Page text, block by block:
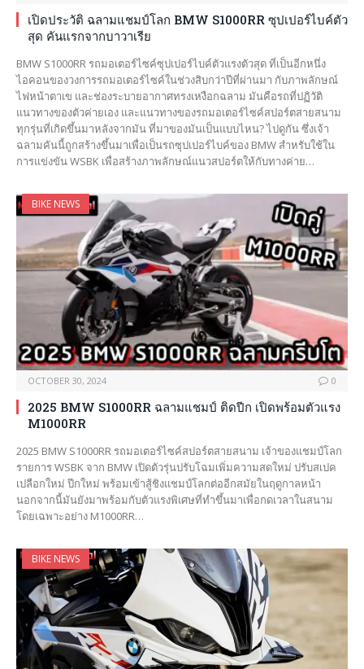
เปิดประวัติ ฉลามแชมป์โลก BMW S1000RR ซุปเปอร์ไบค์ตัว
สุด คันแรกจากบาวาเรีย
BMW S1000RR รถมอเตอร์ไซค์ซุปเปอร์ไบค์ตัวแรงตัวสุด ที่เป็นอีกหนึ่ง
ไอคอนของวงการรถมอเตอร์ไซค์ในช่วงสิบกว่าปีที่ผ่านมา กับภาพลักษณ์
ไฟหน้าตาเข และช่องระบายอากาศทรงเหงือกฉลาม มันคือรถที่ปฏิวัติ
แนวทางของตัวค่ายเอง และแนวทางของรถมอเตอร์ไซค์สปอร์ตสายสนาม
ทุกรุ่นที่เกิดขึ้นมาหลังจากมัน ที่มาของมันเป็นแบบไหน? ไปดูกัน ซึ่งเจ้า
ฉลามคันนี้ถูกสร้างขึ้นมาเพื่อเป็นรถซุปเปอร์ไบค์ของ BMW สำหรับใช้ใน
การแข่งขัน WSBK เพื่อสร้างภาพลักษณ์แนวสปอร์ตให้กับทางค่าย…
BIKE NEWS
OCTOBER 30, 2024 0
2025 BMW S1000RR ฉลามแชมป์ ติดปีก เปิดพร้อมตัวแรง
M1000RR
2025 BMW S1000RR รถมอเตอร์ไซค์สปอร์ตสายสนาม เจ้าของแชมป์โลก
รายการ WSBK จาก BMW เปิดตัวรุ่นปรับโฉมเพิ่มความสดใหม่ ปรับสเปค
เปลือกใหม่ ปีกใหม่ พร้อมเข้าสู้ชิงแชมป์โลกต่ออีกสมัยในฤดูกาลหน้า
นอกจากนี้มันยังมาพร้อมกับตัวแรงพิเศษที่ทำขึ้นมาเพื่อกดเวลาในสนาม
โดยเฉพาะอย่าง M1000RR…
BIKE NEWS